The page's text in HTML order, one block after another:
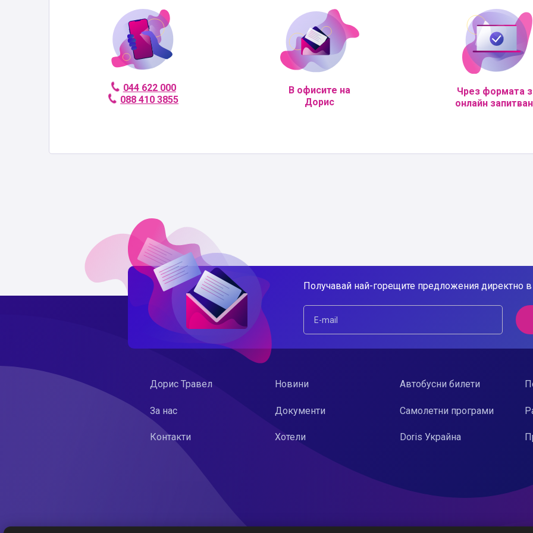
044 622 000
088 410 3855
В офисите на
Дорис
Чрез формата
онлайн
Получавай най-горещите предложения директно
Дорис Травел
За нас
Контакти
Новини
Документи
Хотели
Автобусни билети
Самолетни програми
Doris Украйна